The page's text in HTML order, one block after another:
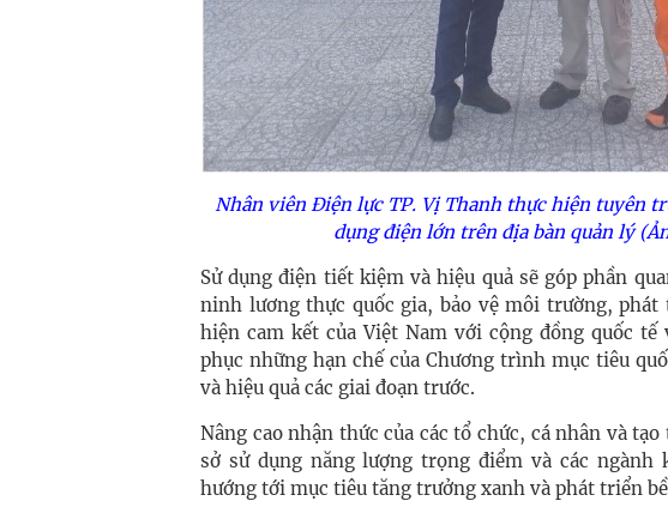
Nhân viên Điện lực TP. Vị Thanh thực hiện tuyên
dụng điện lớn trên địa bàn quản lý
Sử dụng điện tiết kiệm và hiệu quả sẽ góp phần
ninh lương thực quốc gia, bảo vệ môi trường,
hiện cam kết của Việt Nam với cộng đồng quốc
phục những hạn chế của Chương trình mục tiêu
và hiệu quả các giai đoạn trước.
Nâng cao nhận thức của các tổ chức, cá nhân và
sở sử dụng năng lượng trọng điểm và các
hướng tới mục tiêu tăng trưởng xanh và phát triển